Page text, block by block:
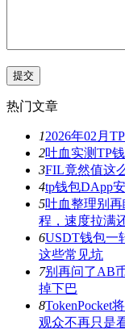
热门文章
12026年02月
2吐血实测TP
3FIL竟然值这
4tp钱包DApp
5吐血整理别
程，速度拉满
6USDT钱包一
这些常见坑
7别再问了AB
掉下巴
8TokenPocket
观众不再只是